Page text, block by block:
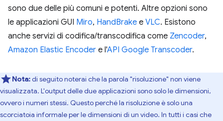
sono due delle più comuni e potenti. Altre opzioni sono
le applicazioni GUI Miro, HandBrake e VLC. Esistono
anche servizi di codifica/transcodifica come Zencoder,
Amazon Elastic Encoder e l'API Google Transcoder.
Nota:di seguito noterai che la parola "risoluzione" non viene
visualizzata. L'output delle due applicazioni sono solo le dimensioni,
ovvero i numeri stessi. Questo perché la risoluzione è solo una
scorciatoia informale per le dimensioni di un video. In tutti i casi che